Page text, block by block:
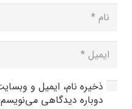
ذخیره نام، ایمیل و
دوباره دیدگاهی